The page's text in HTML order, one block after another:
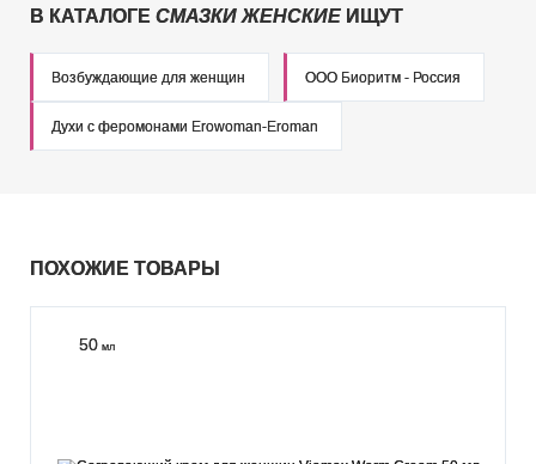
В КАТАЛОГЕ СМАЗКИ ЖЕНСКИЕ ИЩУТ
Возбуждающие для женщин ООО Биоритм - Россия
Духи с феромонами Erowoman-Eroman
ПОХОЖИЕ ТОВАРЫ
50 мл